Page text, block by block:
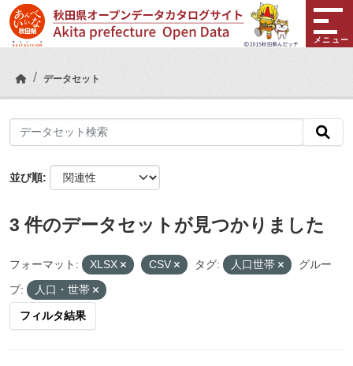
Skip to main content
メニュー
データセット
並び順
3 件のデータセットが見つかりました
フォーマット: XLSX CSV タグ: 人口世帯
グルー
プ:
人口・世帯
フィルタ結果